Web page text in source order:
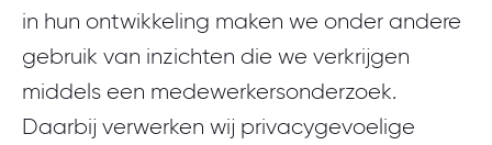
in hun ontwikkeling maken we onder andere
gebruik van inzichten die we verkrijgen
middels een medewerkersonderzoek.
Daarbij verwerken wij privacygevoelige